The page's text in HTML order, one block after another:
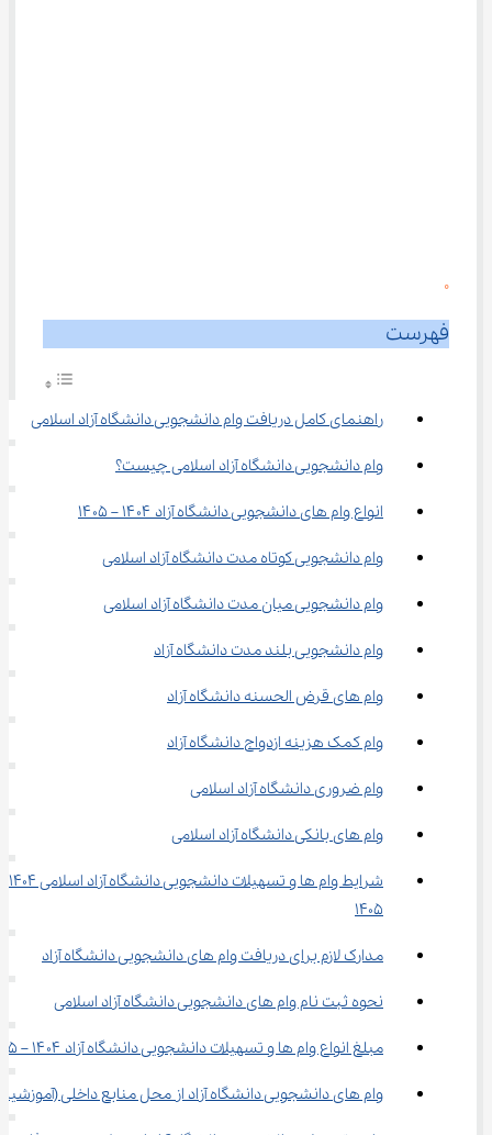
0
فهرست
راهنمای کامل دریافت وام دانشجویی دانشگاه آزاد اسلامی
وام دانشجویی دانشگاه آزاد اسلامی چیست؟
انواع وام های دانشجویی دانشگاه آزاد ۱۴۰۴ – ۱۴۰۵
وام دانشجویی کوتاه مدت دانشگاه آزاد اسلامی
وام دانشجویی میان مدت دانشگاه آزاد اسلامی
وام دانشجویی بلند مدت دانشگاه آزاد
وام های قرض الحسنه دانشگاه آزاد
وام کمک هزینه ازدواج دانشگاه آزاد
وام ضروری دانشگاه آزاد اسلامی
وام های بانکی دانشگاه آزاد اسلامی
1405
مدارک لازم برای دریافت وام های دانشجویی دانشگاه آزاد
نحوه ثبت نام وام های دانشجویی دانشگاه آزاد اسلامی
مبلغ انواع وام ها و تسهیلات دانشجویی دانشگاه آزاد ۱۴۰۴ – ۱۴۰۵
وام های دانشجویی دانشگاه آزاد از محل منابع داخلی